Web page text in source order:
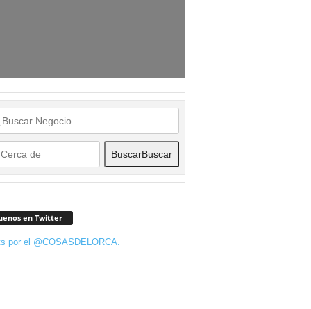
BuscarBuscar
en Twitter
por el @COSASDELORCA.